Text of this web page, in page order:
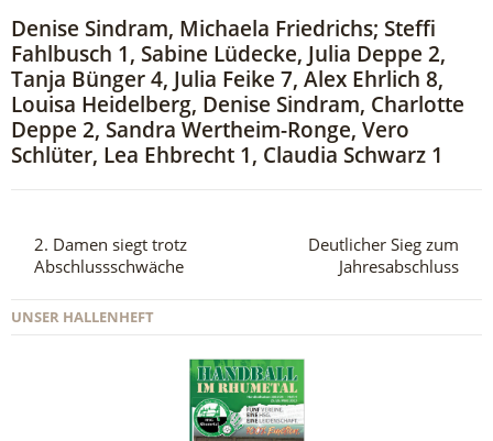
Denise Sindram, Michaela Friedrichs; Steffi
Fahlbusch 1, Sabine Lüdecke, Julia Deppe 2,
Tanja Bünger 4, Julia Feike 7, Alex Ehrlich 8,
Louisa Heidelberg, Denise Sindram, Charlotte
Deppe 2, Sandra Wertheim-Ronge, Vero
Schlüter, Lea Ehbrecht 1, Claudia Schwarz 1
2. Damen siegt trotz
Abschlussschwäche
Deutlicher Sieg zum
Jahresabschluss
UNSER HALLENHEFT